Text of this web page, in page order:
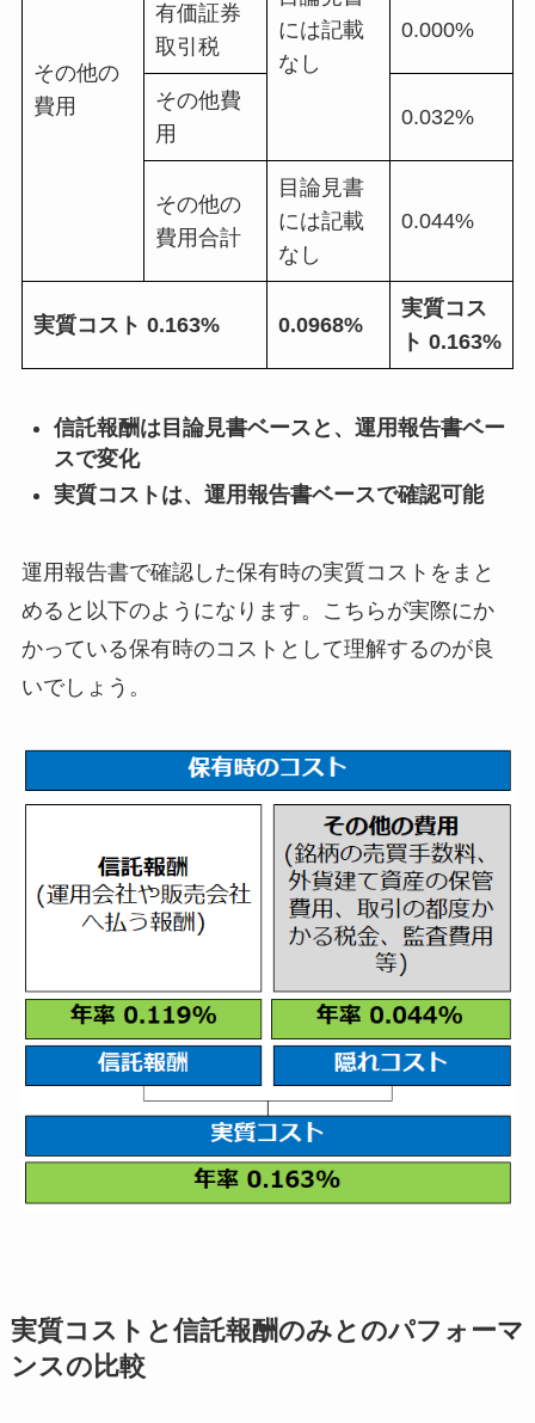
その他の
費用
には記載
なし
有価証券
取引税
0.000%
その他費
用
0.032%
その他の
費用合計
目論見書
には記載
なし
0.044%
実質コスト 0.163% 0.0968%
実質コス
ト 0.163%
信託報酬は目論見書ベースと、運用報告書ベー
スで変化
実質コストは、運用報告書ベースで確認可能
運用報告書で確認した保有時の実質コストをまと
めると以下のようになります。こちらが実際にか
かっている保有時のコストとして理解するのが良
いでしょう。
実質コストと信託報酬のみとのパフォーマ
ンスの比較